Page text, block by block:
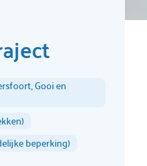
Gooi en
beperking)